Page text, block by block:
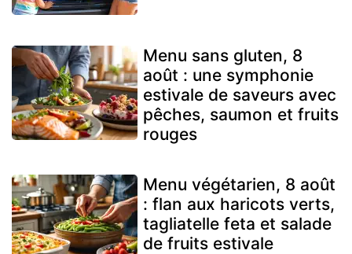
Menu sans gluten, 8
août : une symphonie
estivale de saveurs avec
pêches, saumon et fruits
rouges
Menu végétarien, 8 août
: flan aux haricots verts,
tagliatelle feta et salade
de fruits estivale